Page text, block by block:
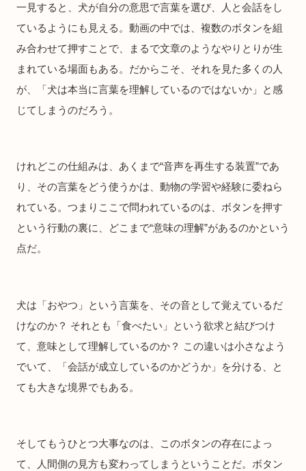
一見すると、犬が自分の意思で言葉を選び、人と会話をし
ているようにも見える。動画の中では、複数のボタンを組
み合わせて押すことで、まるで文章のようなやりとりが生
まれている場面もある。だからこそ、それを見た多くの人
が、「犬は本当に言葉を理解しているのではないか」と感
じてしまうのだろう。
けれどこの仕組みは、あくまで“音声を再生する装置”であ
り、その言葉をどう使うかは、動物の学習や経験に委ねら
れている。つまりここで問われているのは、ボタンを押す
という行動の裏に、どこまで“意味の理解”があるのかという
点だ。
犬は「おやつ」という言葉を、その音として覚えているだ
けなのか？ それとも「食べたい」という欲求と結びつけ
て、意味として理解しているのか？ この違いは小さなよう
でいて、「会話が成立しているのかどうか」を分ける、と
ても大きな境界でもある。
そしてもうひとつ大事なのは、このボタンの存在によっ
て、人間側の見方も変わってしまうということだ。ボタン